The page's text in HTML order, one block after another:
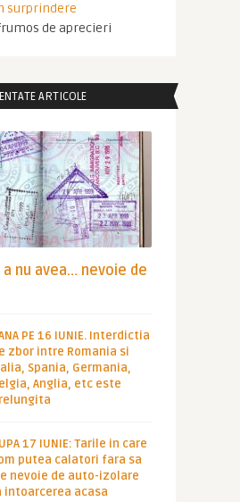
surprindere
de aprecieri
ARTICOLE
a nu avea… nevoie de
PE 16 IUNIE. Interdictia
zbor intre Romania si
Spania, Germania,
Anglia, etc este
17 IUNIE: Tarile in care
putea calatori fara sa
nevoie de auto-izolare
intoarcerea acasa